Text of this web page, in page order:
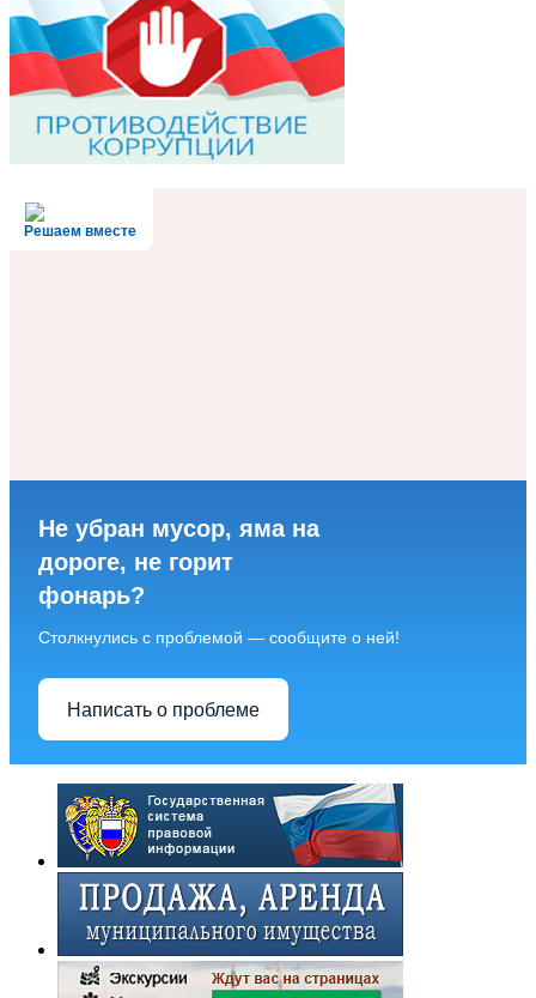
Решаем вместе
Не убран мусор, яма на
дороге, не горит
фонарь?
Столкнулись с проблемой — сообщите о ней!
Написать о проблеме